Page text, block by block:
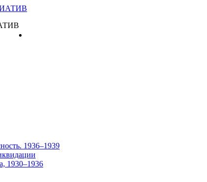
1936–1939
1930–1936